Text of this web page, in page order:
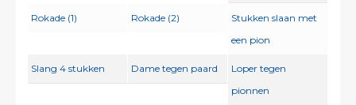
Rokade (1) Rokade (2)
Stukken slaan met
een pion
Slang 4 stukken Dame tegen paard
Loper tegen
pionnen